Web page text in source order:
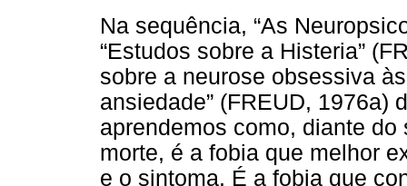
Na sequência, “As
“Estudos sobre a Histeria”
sobre a neurose obsessiva
ansiedade” (FREUD, 1976a)
aprendemos como, diante
morte, é a fobia que melhor
e o sintoma. É a fobia que